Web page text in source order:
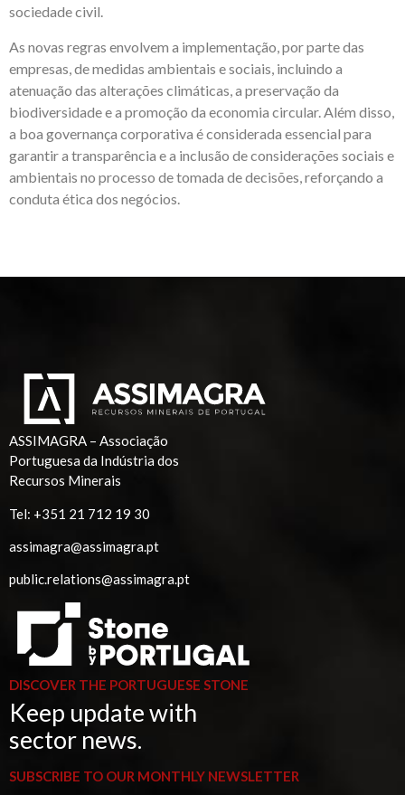
sociedade civil.
As novas regras envolvem a implementação, por parte das
empresas, de medidas ambientais e sociais, incluindo a
atenuação das alterações climáticas, a preservação da
biodiversidade e a promoção da economia circular. Além disso,
a boa governança corporativa é considerada essencial para
garantir a transparência e a inclusão de considerações sociais e
ambientais no processo de tomada de decisões, reforçando a
conduta ética dos negócios.
ASSIMAGRA – Associação
Portuguesa da Indústria dos
Recursos Minerais
Tel: +351 21 712 19 30
assimagra@assimagra.pt
public.relations@assimagra.pt
DISCOVER THE PORTUGUESE STONE
Keep update with
sector news.
SUBSCRIBE TO OUR MONTHLY NEWSLETTER